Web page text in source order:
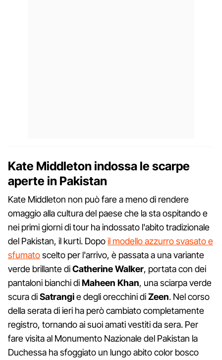
Kate Middleton indossa le scarpe
aperte in Pakistan
Kate Middleton non può fare a meno di rendere
omaggio alla cultura del paese che la sta ospitando e
nei primi giorni di tour ha indossato l'abito tradizionale
del Pakistan, il kurti. Dopoil modello azzurro svasato e
sfumatoscelto per l'arrivo, è passata a una variante
verde brillante diCatherine Walker, portata con dei
pantaloni bianchi diMaheen Khan, una sciarpa verde
scura diSatrangie degli orecchini diZeen. Nel corso
della serata di ieri ha però cambiato completamente
registro, tornando ai suoi amati vestiti da sera. Per
fare visita al Monumento Nazionale del Pakistan la
Duchessa ha sfoggiato un lungo abito color bosco